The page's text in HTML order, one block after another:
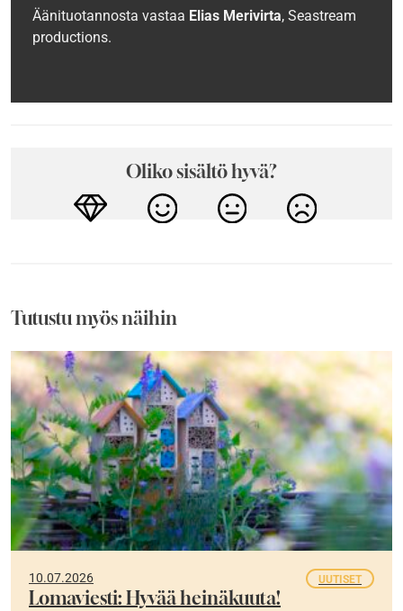
Äänituotannosta vastaa Elias Merivirta, Seastream
productions.
Oliko sisältö hyvä?
Tutustu myös näihin
10.07.2026 UUTISET
Lomaviesti: Hyvää heinäkuuta!